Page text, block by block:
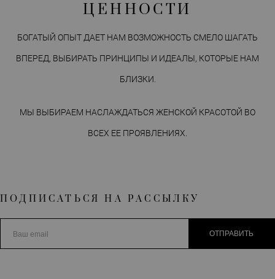
ЦЕННОСТИ
БОГАТЫЙ ОПЫТ ДАЕТ НАМ ВОЗМОЖНОСТЬ СМЕЛО ШАГАТЬ
ВПЕРЕД, ВЫБИРАТЬ ПРИНЦИПЫ И ИДЕАЛЫ, КОТОРЫЕ НАМ
БЛИЗКИ.
МЫ ВЫБИРАЕМ НАСЛАЖДАТЬСЯ ЖЕНСКОЙ КРАСОТОЙ ВО
ВСЕХ ЕЕ ПРОЯВЛЕНИЯХ.
ПОДПИСАТЬСЯ НА РАССЫЛКУ
ОТПРАВИТЬ